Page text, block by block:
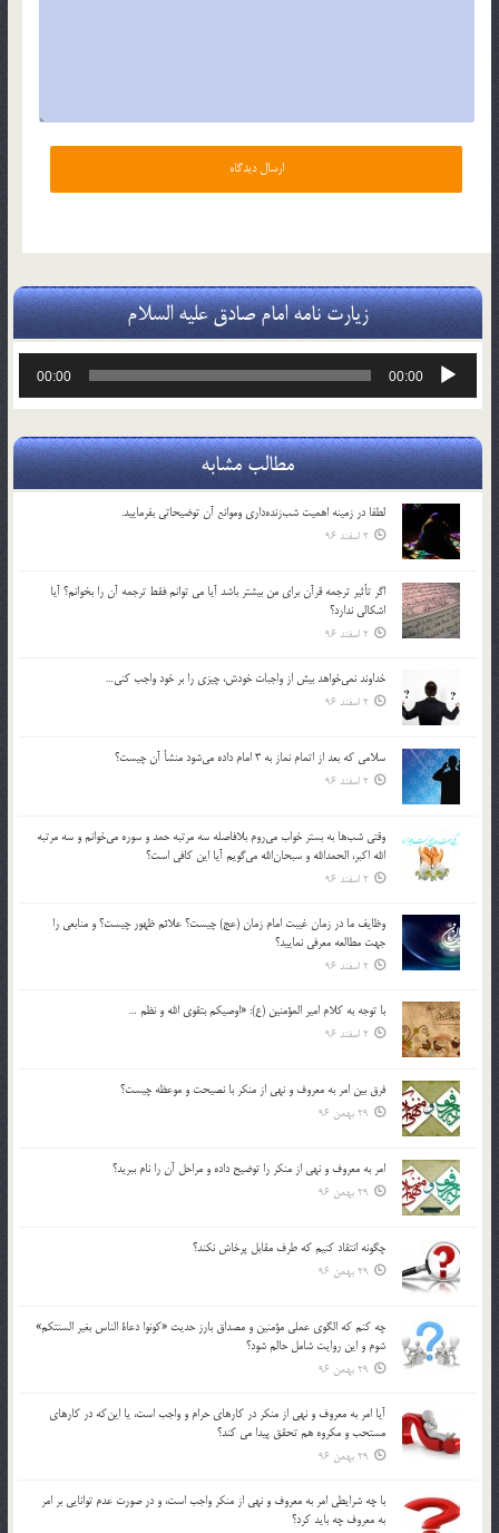
زیارت نامه امام صادق علیه السلام
پخش‌کننده
00:00
00:00
مطالب مشابه
لطفا در زمينه اهميت شب‌زنده‌داري وموانع آن توضيحاتي بفرماييد.
2 اسفند 96
اگر تأثير ترجمه قرآن براي من بيشتر باشد آيا مي توانم فقط ترجمه آن را بخوانم؟ آيا
اشكالي ندارد؟
2 اسفند 96
خداوند نمي‌خواهد بيش از واجبات خودش، چيزي را بر خود واجب كني…
2 اسفند 96
سلامي كه بعد از اتمام نماز به 3 امام داده مي‌شود منشأ آن چيست؟
2 اسفند 96
وقتي شب‌ها به بستر خواب مي‌روم بلافاصله سه مرتبه حمد و سوره مي‌خوانم و سه مرتبه
الله اكبر، الحمدالله و سبحان‌الله مي‌گويم آيا اين كافي است؟
2 اسفند 96
وظايف ما در زمان غيبت امام زمان (عج) چيست؟ علائم ظهور چيست؟ و منابعي را
جهت مطالعه معرفي نماييد؟
2 اسفند 96
با توجه به كلام امير المؤمنين (ع): «اوصيكم بتقوي الله و نظم …
2 اسفند 96
فرق بين امر به معروف و نهي از منكر با نصيحت و موعظه چيست؟
29 بهمن 96
امر به معروف و نهي از منكر را توضيح داده و مراحل آن را نام ببريد؟
29 بهمن 96
چگونه انتقاد كنيم كه طرف مقابل پرخاش نكند؟
29 بهمن 96
چه كنم كه الگوي عملي مؤمنين و مصداق بارز حديث «كونوا دعاة الناس بغير السنتكم»
شوم و اين روايت شامل حالم شود؟
29 بهمن 96
آيا امر به معروف و نهي از منكر در كارهاي حرام و واجب است، يا اين‌كه در كارهاي
مستحب و مكروه هم تحقق پيدا مي كند؟
29 بهمن 96
با چه شرايطي امر به معروف و نهي از منکر واجب است، و در صورت عدم توانايي بر امر
به معروف چه بايد کرد؟